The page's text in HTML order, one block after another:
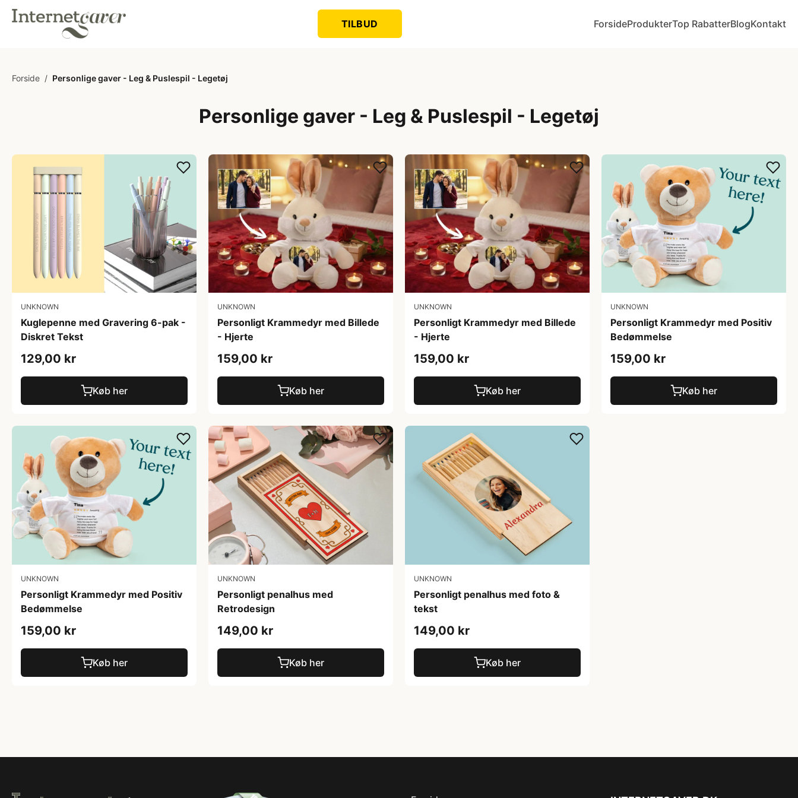
TILBUD ForsideProdukterTop RabatterBlogKontakt
Forside / Personlige gaver - Leg & Puslespil - Legetøj
Personlige gaver - Leg & Puslespil - Legetøj
UNKNOWN
Kuglepenne med Gravering 6-pak -
Diskret Tekst
129,00 kr
Køb her
UNKNOWN
Personligt Krammedyr med Billede
- Hjerte
159,00 kr
Køb her
UNKNOWN
Personligt Krammedyr med Billede
- Hjerte
159,00 kr
Køb her
UNKNOWN
Personligt Krammedyr med Positiv
Bedømmelse
159,00 kr
Køb her
UNKNOWN
Personligt Krammedyr med Positiv
Bedømmelse
159,00 kr
Køb her
UNKNOWN
Personligt penalhus med
Retrodesign
149,00 kr
Køb her
UNKNOWN
Personligt penalhus med foto &
tekst
149,00 kr
Køb her